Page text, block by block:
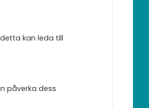
kan leda till
påverka dess